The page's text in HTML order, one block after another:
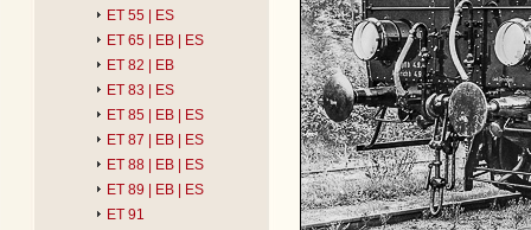
ET 55 | ES
ET 65 | EB | ES
ET 82 | EB
ET 83 | ES
ET 85 | EB | ES
ET 87 | EB | ES
ET 88 | EB | ES
ET 89 | EB | ES
ET 91